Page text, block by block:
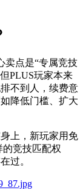
卖点是“专属竞技
PLUS玩家本来
不到人，续费意
降低门槛、扩大
上 ， 新玩家用免
的竞技匹配权
过。